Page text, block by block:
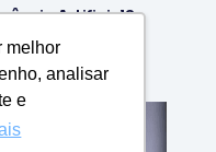
melhor
analisar
e
Artificial?